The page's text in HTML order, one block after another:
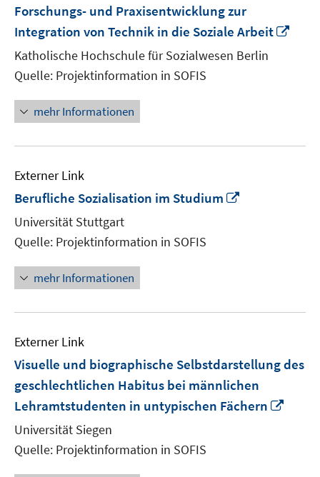
Forschungs- und Praxisentwicklung zur
Integration von Technik in die Soziale Arbeit
Katholische Hochschule für Sozialwesen Berlin
Quelle: Projektinformation in SOFIS
mehr Informationen
Externer Link
Berufliche Sozialisation im Studium
Universität Stuttgart
Quelle: Projektinformation in SOFIS
mehr Informationen
Externer Link
Visuelle und biographische Selbstdarstellung des
geschlechtlichen Habitus bei männlichen
Lehramtstudenten in untypischen Fächern
Universität Siegen
Quelle: Projektinformation in SOFIS